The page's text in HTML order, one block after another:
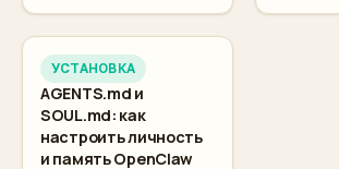
УСТАНОВКА
AGENTS.md и
SOUL.md: как
настроить личность
и память OpenClaw